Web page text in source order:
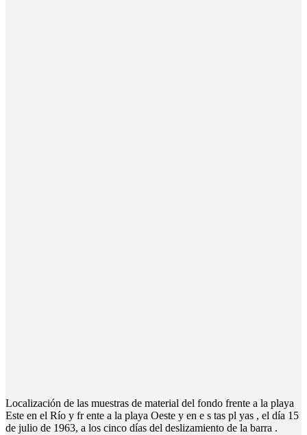
Localización de las muestras de material del fondo frente a la playa
Este en el Río y fr ente a la playa Oeste y en e s tas pl yas , el día 15
de julio de 1963, a los cinco días del deslizamiento de la barra .